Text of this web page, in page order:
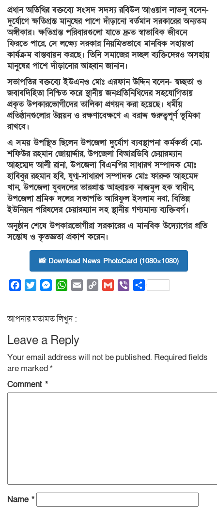
প্রধান অতিথির বক্তব্যে সংসদ সদস্য রবিউল আওয়াল লাভলু বলেন-
দুর্যোগে ক্ষতিগ্রস্ত মানুষের পাশে দাঁড়ানো বর্তমান সরকারের অন্যতম
অঙ্গীকার। ক্ষতিগ্রস্ত পরিবারগুলো যাতে দ্রুত স্বাভাবিক জীবনে
ফিরতে পারে, সে লক্ষ্যে সরকার নিয়মিতভাবে মানবিক সহায়তা
কার্যক্রম বাস্তবায়ন করছে। তিনি সমাজের সচ্ছল ব্যক্তিদেরও অসহায়
মানুষের পাশে দাঁড়ানোর আহ্বান জানান।
সভাপতির বক্তব্যে ইউএনও মোঃ এরফান উদ্দিন বলেন- স্বচ্ছতা ও
জবাবদিহিতা নিশ্চিত করে স্থানীয় জনপ্রতিনিধিদের সহযোগিতায়
প্রকৃত উপকারভোগীদের তালিকা প্রণয়ন করা হয়েছে। ধর্মীয়
প্রতিষ্ঠানগুলোর উন্নয়ন ও রক্ষণাবেক্ষণে এ বরাদ্দ গুরুত্বপূর্ণ ভূমিকা
রাখবে।
এ সময় উপস্থিত ছিলেন উপজেলা দুর্যোগ ব্যবস্থাপনা কর্মকর্তা মো.
শফিউর রহমান জোয়ার্দ্দার, উপজেলা বিআরডিবি চেয়ারম্যান
আহম্মেদ আলী রানা, উপজেলা বিএনপির সাধারণ সম্পাদক মোঃ
হাবিবুর রহমান হবি, যুগ্ম-সাধারণ সম্পাদক মোঃ ফারুক আহমেদ
খান, উপজেলা যুবদলের ভারপ্রাপ্ত আহ্বায়ক নাজমুল হক স্বাধীন,
উপজেলা শ্রমিক দলের সভাপতি আরিফুল ইসলাম নবা, বিভিন্ন
ইউনিয়ন পরিষদের চেয়ারম্যান সহ স্থানীয় গণ্যমান্য ব্যক্তিবর্গ।
অনুষ্ঠান শেষে উপকারভোগীরা সরকারের এ মানবিক উদ্যোগের প্রতি
সন্তোষ ও কৃতজ্ঞতা প্রকাশ করেন।
📸 Download News PhotoCard (1080×1080)
FacebookTwitterMessenger
WhatsApp
Email Copy
Gmail ViberShare
আপনার মতামত লিখুন :
Leave a Reply
Your email address will not be published. Required fields
are marked*
Comment *
Name *